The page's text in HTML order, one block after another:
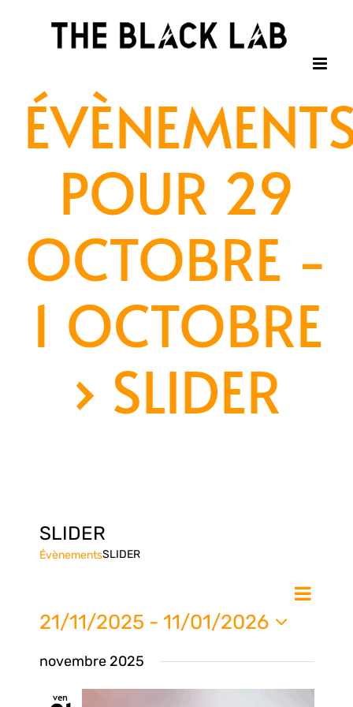
POUR 29
OCTOBRE -
1 OCTOBRE
› SLIDER
SLIDER
ÉvènementsSLIDER
Liste
21/11/2025 - 11/01/2026
une
date.
novembre 2025
ven